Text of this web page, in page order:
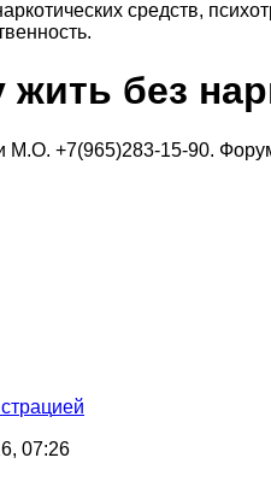
средств,
без
М.О. +7(965)283-15-90.
страцией
07:26